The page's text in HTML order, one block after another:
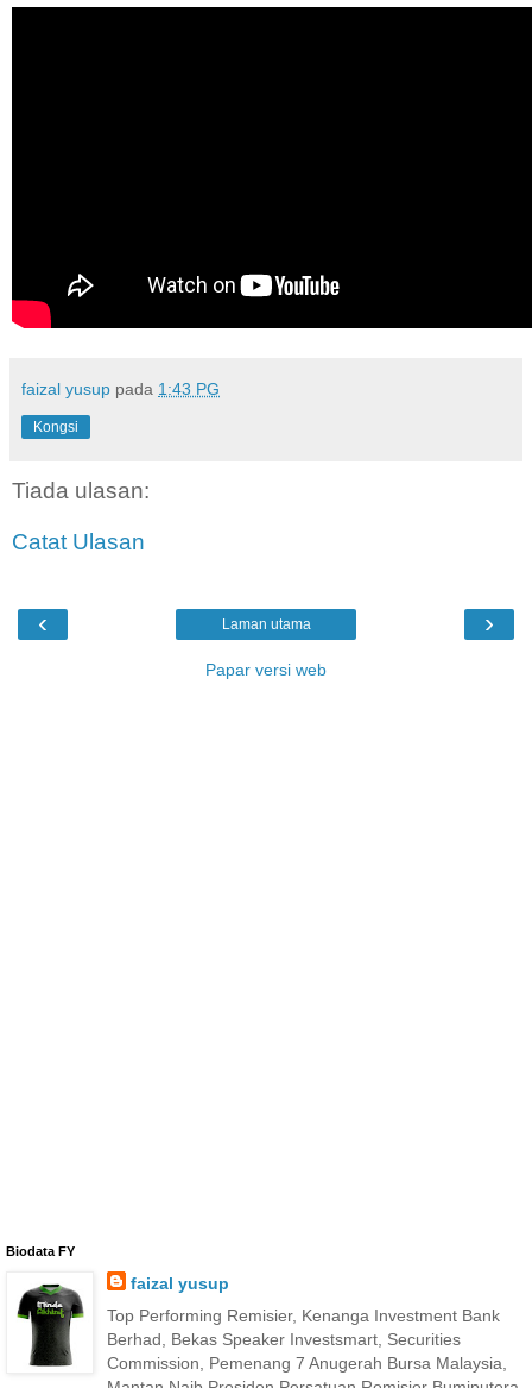
faizal yusup pada 1:43 PG
Kongsi
Tiada ulasan:
Catat Ulasan
‹ ›
Laman utama
Papar versi web
Biodata FY
faizal yusup
Top Performing Remisier, Kenanga Investment Bank
Berhad, Bekas Speaker Investsmart, Securities
Commission, Pemenang 7 Anugerah Bursa Malaysia,